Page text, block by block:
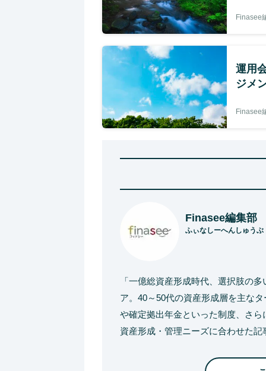
Finasee
運用
ジメ
Finasee
Finasee編集部
ふぃなしーへんしゅうぶ
「一億総資産形成時代、選択肢の
ア。40～50代の資産形成層を主な
や確定拠出年金といった制度、さ
資産形成・管理ニーズに合わせた